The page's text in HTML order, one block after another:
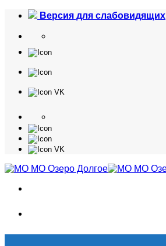
Skip
content
Версия для слабовидящих